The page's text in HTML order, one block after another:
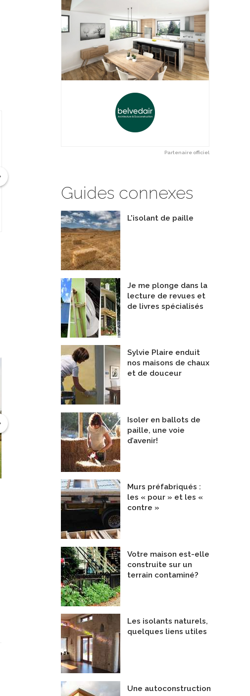
Partenaire officiel
Guides connexes
L'isolant de paille
Je me plonge dans la
lecture de revues et
de livres spécialisés
Sylvie Plaire enduit
nos maisons de chaux
et de douceur
Isoler en ballots de
paille, une voie
d’avenir!
Murs préfabriqués :
les « pour » et les «
contre »
Votre maison est-elle
construite sur un
terrain contaminé?
Les isolants naturels,
quelques liens utiles
Une autoconstruction
Portes de garage étanches
Gestionnaires de projets immobiliers
De Construction Doumbek
Entrepreneurs Généraux
De Construction Fruga inc.